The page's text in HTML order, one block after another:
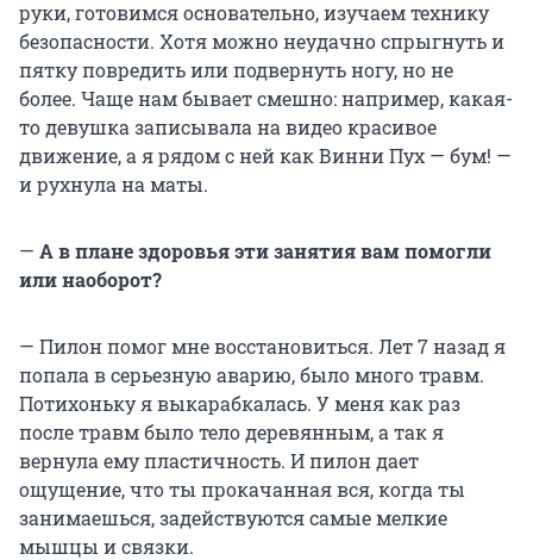
руки, готовимся основательно, изучаем технику
безопасности. Хотя можно неудачно спрыгнуть и
пятку повредить или подвернуть ногу, но не
более. Чаще нам бывает смешно: например, какая-
то девушка записывала на видео красивое
движение, а я рядом с ней как Винни Пух — бум! —
и рухнула на маты.
— А в плане здоровья эти занятия вам помогли
или наоборот?
— Пилон помог мне восстановиться. Лет 7 назад я
попала в серьезную аварию, было много травм.
Потихоньку я выкарабкалась. У меня как раз
после травм было тело деревянным, а так я
вернула ему пластичность. И пилон дает
ощущение, что ты прокачанная вся, когда ты
занимаешься, задействуются самые мелкие
мышцы и связки.